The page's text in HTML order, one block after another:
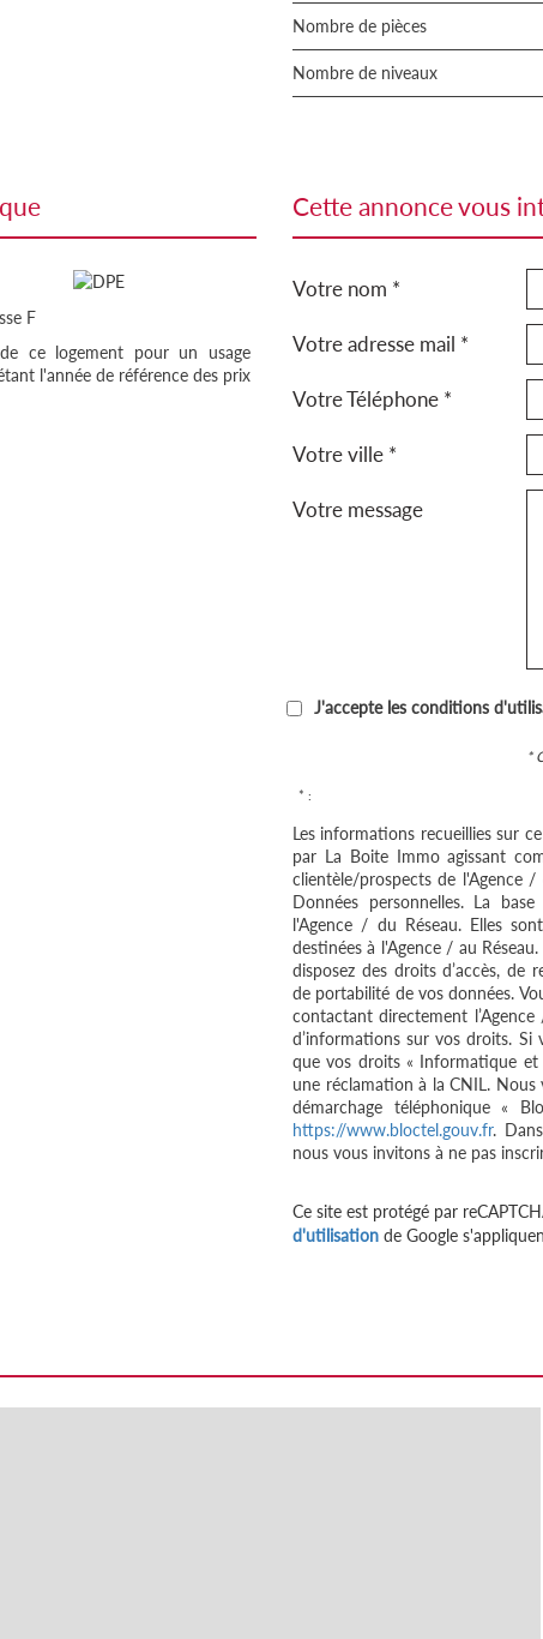
Nombre de pièces
Nombre de niveaux
F
ce logement pour un usage
l'année de référence des prix
cette annonce vous
Votre nom *
Votre adresse mail *
Votre Téléphone *
Votre ville *
Votre message
J'accepte les conditions
*
* :
Les informations recueillies sur
par La Boite Immo agissant
clientèle/prospects de l'Agence
Données personnelles. La
l'Agence / du Réseau. Elles
destinées à l'Agence / au
disposez des droits d’accès, de
de portabilité de vos données.
contactant directement
d’informations sur vos droits. Si
que vos droits « Informatique et
une réclamation à la CNIL.
démarchage téléphonique «
https://www.bloctel.gouv.fr.
nous vous invitons à ne pas
Ce site est protégé par
d'utilisation de Google